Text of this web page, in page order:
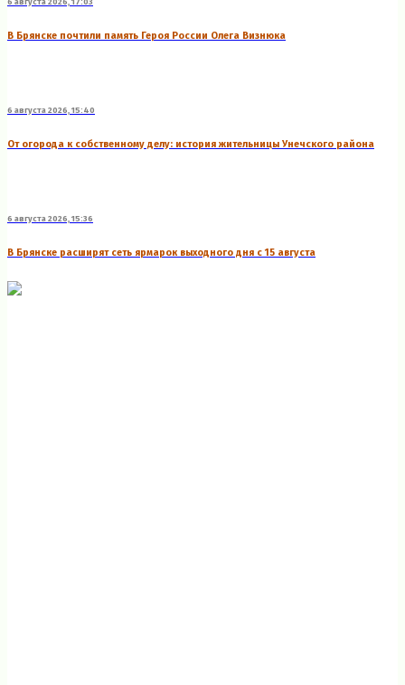
6 августа 2026, 17:03
В Брянске почтили память Героя России Олега Визнюка
6 августа 2026, 15:40
От огорода к собственному делу: история жительницы Унечского района
6 августа 2026, 15:36
В Брянске расширят сеть ярмарок выходного дня с 15 августа